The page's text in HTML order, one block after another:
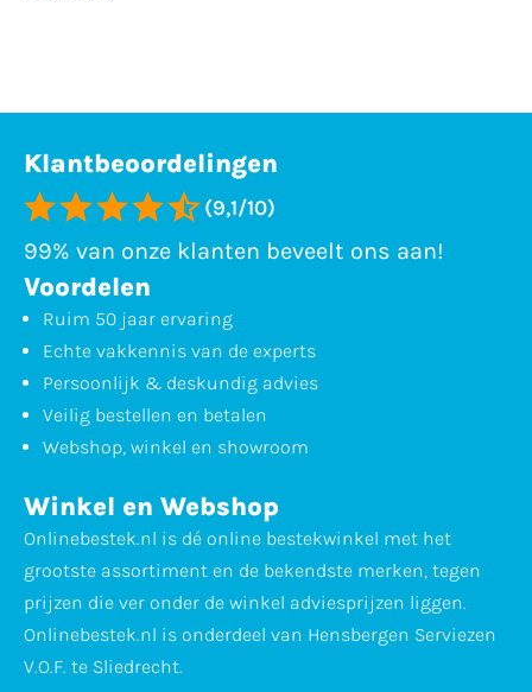
Klantbeoordelingen
(9,1/10)
99% van onze klanten beveelt ons aan!
Voordelen
Ruim 50 jaar ervaring
Echte vakkennis van de experts
Persoonlijk & deskundig advies
Veilig bestellen en betalen
Webshop, winkel en showroom
Winkel en Webshop
Onlinebestek.nl is dé online bestekwinkel met het
grootste assortiment en de bekendste merken, tegen
prijzen die ver onder de winkel adviesprijzen liggen.
Onlinebestek.nl is onderdeel van Hensbergen Serviezen
V.O.F. te Sliedrecht.